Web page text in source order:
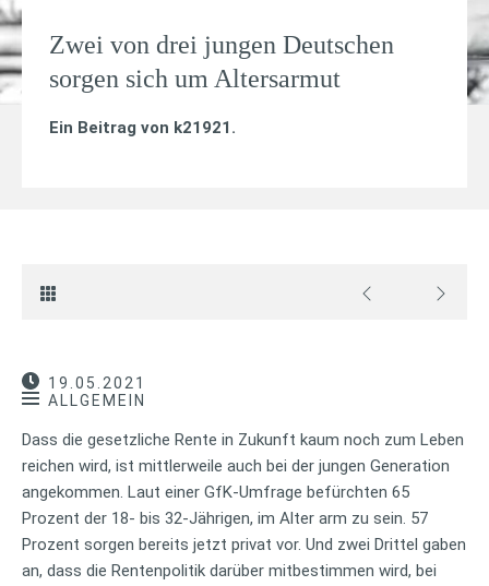
Zwei von drei jungen Deutschen
sorgen sich um Altersarmut
Ein Beitrag von k21921 .
19.05.2021
ALLGEMEIN
Dass die gesetzliche Rente in Zukunft kaum noch zum Leben
reichen wird, ist mittlerweile auch bei der jungen Generation
angekommen. Laut einer GfK-Umfrage befürchten 65
Prozent der 18- bis 32-Jährigen, im Alter arm zu sein. 57
Prozent sorgen bereits jetzt privat vor. Und zwei Drittel gaben
an, dass die Rentenpolitik darüber mitbestimmen wird, bei